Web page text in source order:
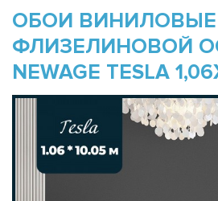
ОБОИ
ФЛИЗЕЛИНОВОЙ
NEWAGE TESLA